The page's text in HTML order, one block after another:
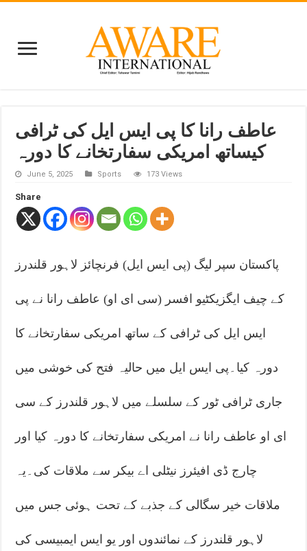
عاطف رانا کا پی ایس ایل کی ٹرافی
کیساتھ امریکی سفارتخانے کا دورہ
June 5, 2025 Sports 173 Views
Share
پاکستان سپر لیگ (پی ایس ایل) فرنچائز لاہور قلندرز
کے چیف ایگزیکٹیو افسر (سی ای او) عاطف رانا نے پی
ایس ایل کی ٹرافی کے ساتھ امریکی سفارتخانے کا
دورہ کیا۔پی ایس ایل میں حالیہ فتح کی خوشی میں
جاری ٹرافی ٹور کے سلسلے میں لاہور قلندرز کے سی
ای او عاطف رانا نے امریکی سفارتخانے کا دورہ کیا اور
چارج ڈی افیئرز نیٹلی اے بیکر سے ملاقات کی۔یہ
ملاقات خیر سگالی کے جذبے کے تحت ہوئی جس میں
لاہور قلندرز کے نمائندوں اور یو ایس ایمبیسی کی